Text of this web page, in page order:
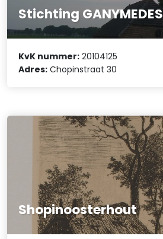
Stichting GANYMEDES
KvK nummer: 20104125
Adres: Chopinstraat 30
Shopinoosterhout